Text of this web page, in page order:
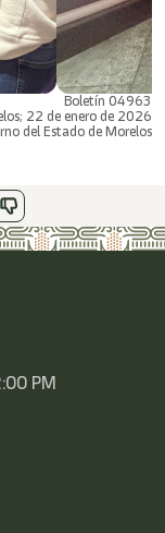
Boletín 04963
22 de enero de 2026
del Estado de Morelos
PM